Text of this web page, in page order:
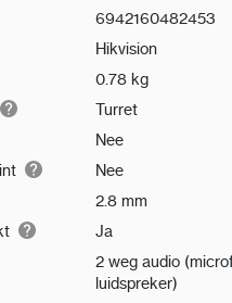
6942160482453
Hikvision
0.78 kg
Turret
Nee
Nee
2.8 mm
Ja
2 weg audio
luidspreker)